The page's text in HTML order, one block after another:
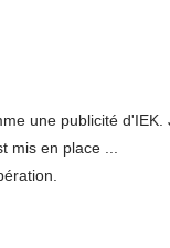
une publicité d'IEK.
mis en place ...